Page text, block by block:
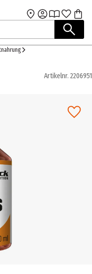
Hauptinhalt
Artikelnr. 2206951